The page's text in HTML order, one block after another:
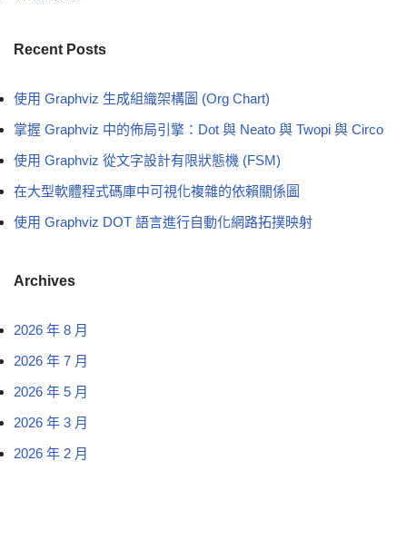
Recent Posts
使用 Graphviz 生成組織架構圖 (Org Chart)
掌握 Graphviz 中的佈局引擎：Dot 與 Neato 與 Twopi 與 Circo
使用 Graphviz 從文字設計有限狀態機 (FSM)
在大型軟體程式碼庫中可視化複雜的依賴關係圖
使用 Graphviz DOT 語言進行自動化網路拓撲映射
Archives
2026 年 8 月
2026 年 7 月
2026 年 5 月
2026 年 3 月
2026 年 2 月